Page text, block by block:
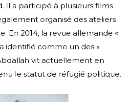
Il a participé à plusieurs films
organisé des ateliers
En 2014, la revue allemande «
identifié comme un des «
vit actuellement en
le statut de réfugié politique.